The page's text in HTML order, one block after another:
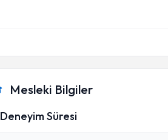
Mesleki Bilgiler
Deneyim Süresi